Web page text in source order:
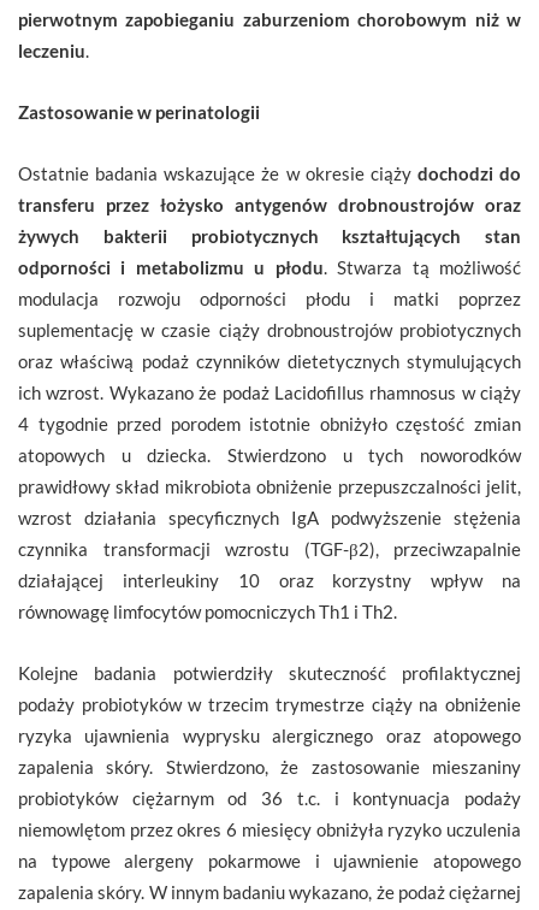
pierwotnym zapobieganiu zaburzeniom chorobowym niż w
leczeniu
Zastosowanie w perinatologii
Ostatnie badania wskazujące że w okresie ciąży dochodzi do
transferu przez łożysko antygenów drobnoustrojów oraz
żywych bakterii probiotycznych kształtujących stan
odporności i metabolizmu u płodu . Stwarza tą możliwość
modulacja rozwoju odporności płodu i matki poprzez
suplementację w czasie ciąży drobnoustrojów probiotycznych
oraz właściwą podaż czynników dietetycznych stymulujących
ich wzrost. Wykazano że podaż Lacidofillus rhamnosus w ciąży
4 tygodnie przed porodem istotnie obniżyło częstość zmian
atopowych u dziecka. Stwierdzono u tych noworodków
prawidłowy skład mikrobiota obniżenie przepuszczalności jelit,
wzrost działania specyficznych IgA podwyższenie stężenia
czynnika transformacji wzrostu (TGF-β2), przeciwzapalnie
działającej interleukiny 10 oraz korzystny wpływ na
równowagę limfocytów pomocniczych Th1 i Th2.
Kolejne badania potwierdziły skuteczność profilaktycznej
podaży probiotyków w trzecim trymestrze ciąży na obniżenie
ryzyka ujawnienia wyprysku alergicznego oraz atopowego
zapalenia skóry. Stwierdzono, że zastosowanie mieszaniny
probiotyków ciężarnym od 36 t.c. i kontynuacja podaży
niemowlętom przez okres 6 miesięcy obniżyła ryzyko uczulenia
na typowe alergeny pokarmowe i ujawnienie atopowego
zapalenia skóry. W innym badaniu wykazano, że podaż ciężarnej